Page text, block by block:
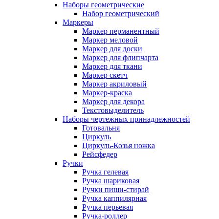
Наборы геометрические
Набор геометрический
Маркеры
Маркер перманентный
Маркер меловой
Маркер для доски
Маркер для флипчарта
Маркер для ткани
Маркер скетч
Маркер акриловый
Маркер-краска
Маркер для декора
Текстовыделитель
Наборы чертежных принадлежностей
Готовальня
Циркуль
Циркуль-Козья ножка
Рейсфедер
Ручки
Ручка гелевая
Ручка шариковая
Ручки пиши-стирай
Ручка каппилярная
Ручка перьевая
Ручка-роллер